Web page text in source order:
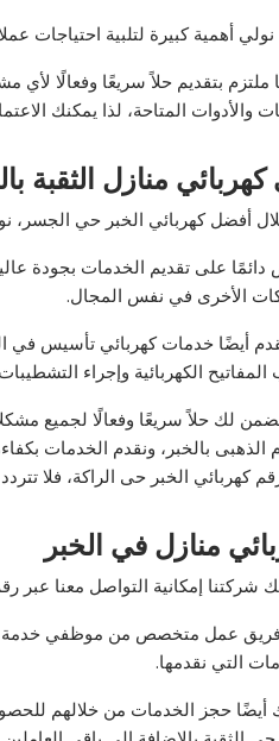
أهمية كبيرة لتلبية احتياجات
ملتزم بتقديم حلاً سريعًا وفعالًا
والأدوات المتاحة، لذا يمكنك
منازل الثقبة
أفضل كهربائي الخبر حي الجسر،
على تقديم الخدمات بجودة
الأخرى في نفس المجال.
أيضًا خدمات كهربائي تأسيس في
الكهربائية وإجراء
لك حلاً سريعًا وفعالًا لجميع
الذهبى بالخبر، ونقدم الخدمات
كهربائي الخبر حى الراكة، فلا
منازل في الخبر
شركتنا إمكانية التواصل معنا عبر رقم
فريق عمل متخصص من موظفي خدمة
التي نقدمها.
أيضًا حجز الخدمات من خلالهم